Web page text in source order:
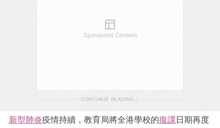
Sponsored Content
CONTINUE READING
新型肺炎疫情持續，教育局將全港學校的復課日期再度